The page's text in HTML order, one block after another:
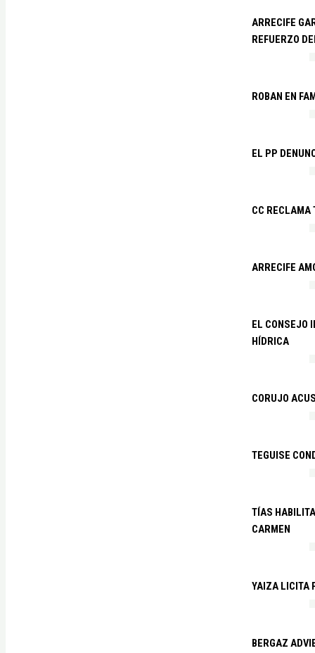
ARRECIFE
REFUERZO
ROBAN EN
EL PP
CC RECLAMA
ARRECIFE
EL CONSEJO
HÍDRICA
CORUJO
TEGUISE
TÍAS
CARMEN
YAIZA LICITA
BERGAZ